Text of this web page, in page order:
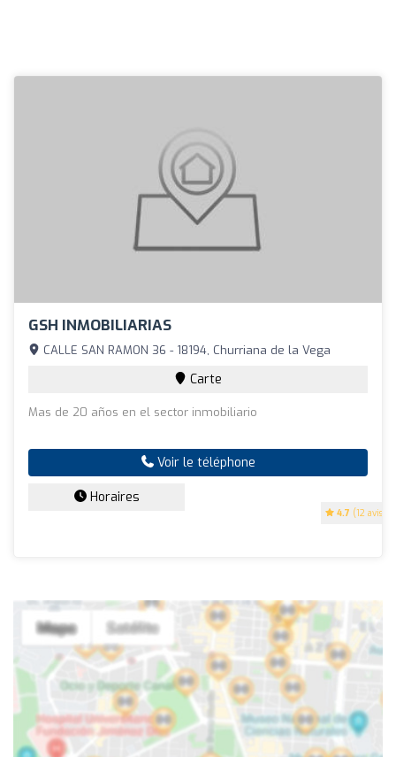
GSH INMOBILIARIAS
4.7 (12 avis)
CALLE SAN RAMON 36 - 18194, Churriana de la Vega
Carte
Mas de 20 años en el sector inmobiliario
Voir le téléphone
Horaires